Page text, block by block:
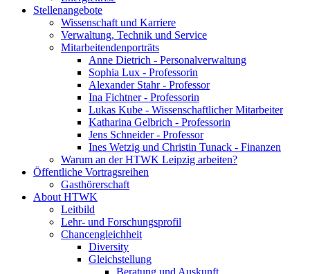
Stellenangebote
Wissenschaft und Karriere
Verwaltung, Technik und Service
Mitarbeitendenporträts
Anne Dietrich - Personalverwaltung
Sophia Lux - Professorin
Alexander Stahr - Professor
Ina Fichtner - Professorin
Lukas Kube - Wissenschaftlicher Mitarbeiter
Katharina Gelbrich - Professorin
Jens Schneider - Professor
Ines Wetzig und Christin Tunack - Finanzen
Warum an der HTWK Leipzig arbeiten?
Öffentliche Vortragsreihen
Gasthörerschaft
About HTWK
Leitbild
Lehr- und Forschungsprofil
Chancengleichheit
Diversity
Gleichstellung